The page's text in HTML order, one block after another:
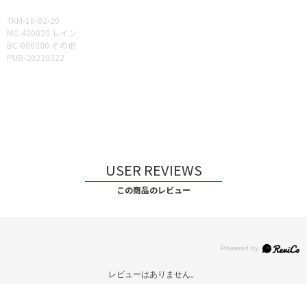
TKM-16-02-20
MC-420020 レイン
BC-000000 その他
PUB-20230322
USER REVIEWS
この商品のレビュー
レビューはありません。